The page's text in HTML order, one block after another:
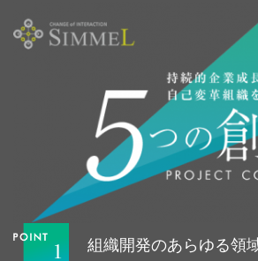
組織開発のあらゆる領